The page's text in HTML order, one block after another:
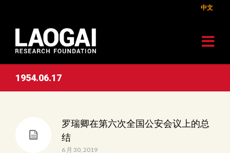
中文
1954.06.17
罗瑞卿在第六次全国公安会议上的总
结
6 月 30, 2019